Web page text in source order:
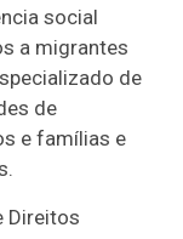
social
a migrantes
de
de
e famílias e
Direitos